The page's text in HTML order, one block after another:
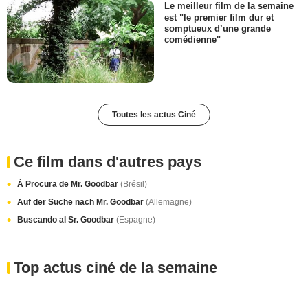
Le meilleur film de la semaine
est "le premier film dur et
somptueux d’une grande
comédienne"
Toutes les actus Ciné
Ce film dans d'autres pays
À Procura de Mr. Goodbar (Brésil)
Auf der Suche nach Mr. Goodbar (Allemagne)
Buscando al Sr. Goodbar (Espagne)
Top actus ciné de la semaine